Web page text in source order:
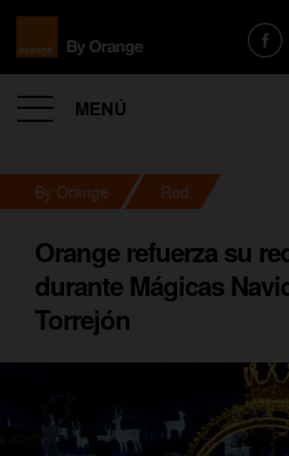
MENÚ
By Orange Red
Orange refuerza su
durante Mágicas
Torrejón